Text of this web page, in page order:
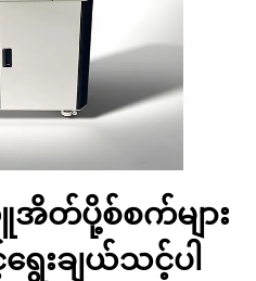
တ်ပို့စ်စက်များ
ေးချယ်သင့်ပါ